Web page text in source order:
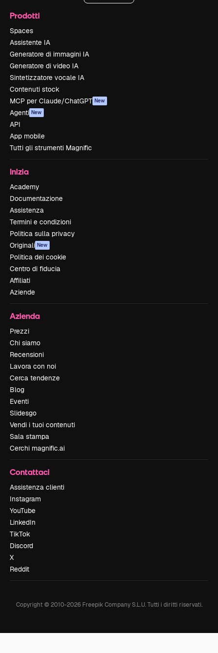
Prodotti
Spaces
Assistente IA
Generatore di immagini IA
Generatore di video IA
Sintetizzatore vocale IA
Contenuti stock
MCP per Claude/ChatGPT New
Agenti New
API
App mobile
Tutti gli strumenti Magnific
Inizia
Academy
Documentazione
Assistenza
Termini e condizioni
Politica sulla privacy
Originali New
Politica dei cookie
Centro di fiducia
Affiliati
Aziende
Azienda
Prezzi
Chi siamo
Recensioni
Lavora con noi
Cerca tendenze
Blog
Eventi
Slidesgo
Vendi i tuoi contenuti
Sala stampa
Cerchi magnific.ai
Contattaci
Assistenza clienti
Instagram
YouTube
LinkedIn
TikTok
Discord
X
Reddit
Copyright © 2010-2026Freepik Company S.L.U. Tutti i diritti riservati.